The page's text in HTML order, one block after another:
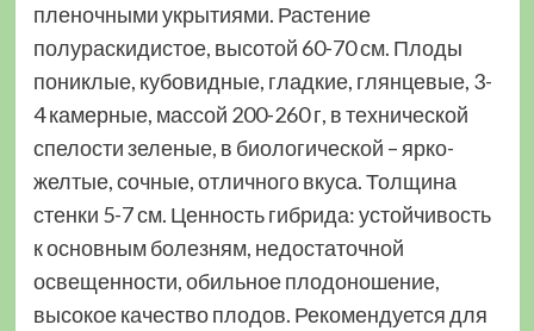
пленочными укрытиями. Растение
полураскидистое, высотой 60-70 см. Плоды
пониклые, кубовидные, гладкие, глянцевые, 3-
4 камерные, массой 200-260 г, в технической
спелости зеленые, в биологической – ярко-
желтые, сочные, отличного вкуса. Толщина
стенки 5-7 см. Ценность гибрида: устойчивость
к основным болезням, недостаточной
освещенности, обильное плодоношение,
высокое качество плодов. Рекомендуется для